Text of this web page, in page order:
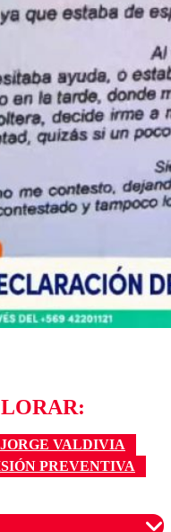
JORGE VALDIVIA
PREVENTIVA